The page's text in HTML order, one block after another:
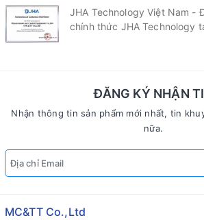
JHA Technology Việt Nam -
chính thức JHA Technology
ĐĂNG KÝ NHẬN
Nhận thông tin sản phẩm mới nhất, tin
nữa.
MC&TT Co.,Ltd